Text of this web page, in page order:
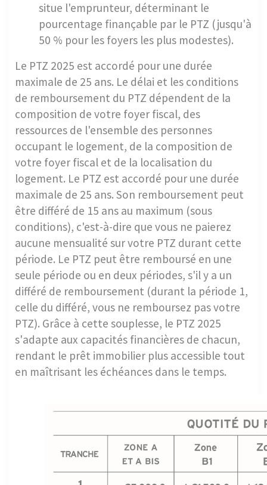
situe l'emprunteur, déterminant le
pourcentage finançable par le PTZ (jusqu'à
50 % pour les foyers les plus modestes).
Le PTZ 2025 est accordé pour une durée
maximale de 25 ans. Le délai et les conditions
de remboursement du PTZ dépendent de la
composition de votre foyer fiscal, des
ressources de l'ensemble des personnes
occupant le logement, de la composition de
votre foyer fiscal et de la localisation du
logement. Le PTZ est accordé pour une durée
maximale de 25 ans. Son remboursement peut
être différé de 15 ans au maximum (sous
conditions), c'est-à-dire que vous ne paierez
aucune mensualité sur votre PTZ durant cette
période. Le PTZ peut être remboursé en une
seule période ou en deux périodes, s'il y a un
différé de remboursement (durant la période 1,
celle du différé, vous ne remboursez pas votre
PTZ). Grâce à cette souplesse, le PTZ 2025
s'adapte aux capacités financières de chacun,
rendant le prêt immobilier plus accessible tout
en maîtrisant les échéances dans le temps.